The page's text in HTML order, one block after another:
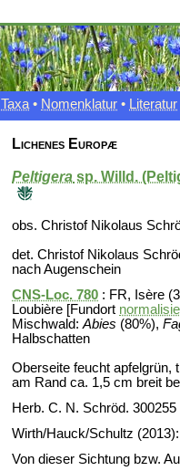
Taxa • Nomenklatur • Literatur
Lichenes Europæ
Peltigera sp. Willd.
obs. Christof Nikolaus
det. Christof Nikolaus
nach Augenschein
CNS-Loc. 780 : FR, Isère
Loubière [Fundort
Mischwald: Abies (80%),
Halbschatten
Oberseite feucht apfelgrün,
am Rand ca. 1,5 cm breit
Herb. C. N. Schröd. 300255
Wirth/Hauck/Schultz
Von dieser Sichtung bzw.